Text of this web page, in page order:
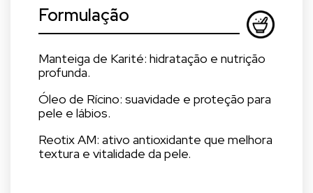
Formulação
Manteiga de Karité: hidratação e nutrição
profunda.
Óleo de Rícino: suavidade e proteção para
pele e lábios.
Reotix AM: ativo antioxidante que melhora
textura e vitalidade da pele.